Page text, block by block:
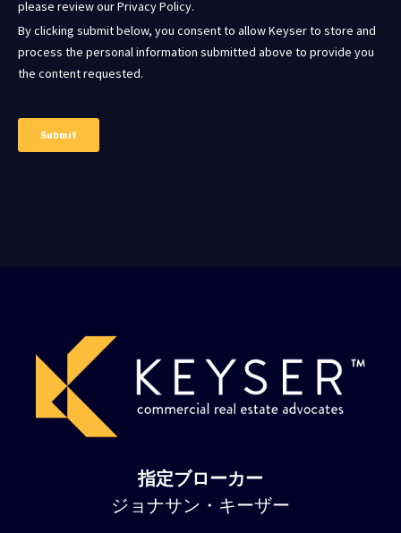
指定ブローカー
ジョナサン・キーザー